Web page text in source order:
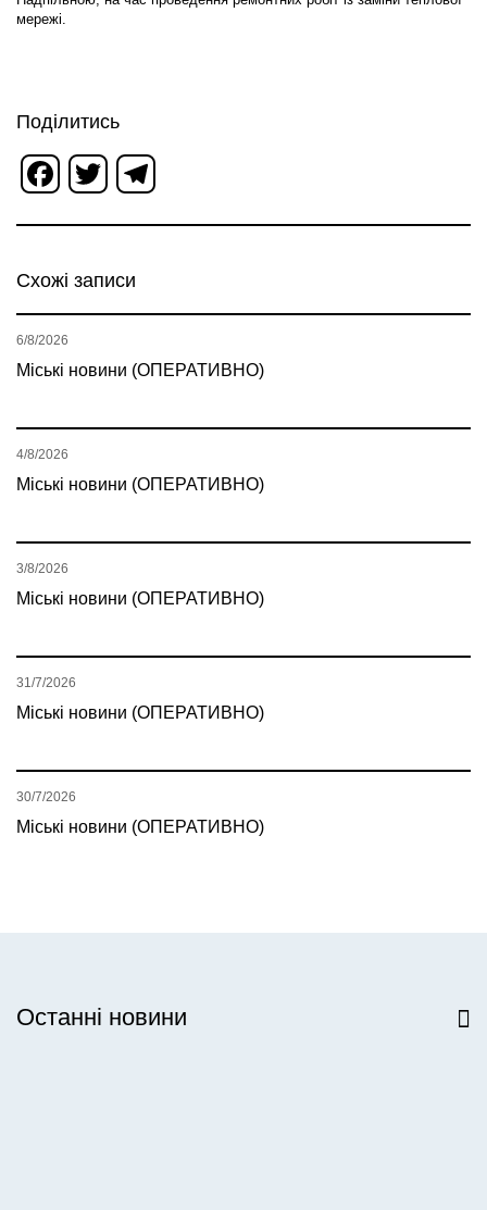
мережі.
Поділитись
Facebook
Twitter
Схожі записи
Міські новини (ОПЕРАТИВНО)
6/8/2026
Міські новини (ОПЕРАТИВНО)
4/8/2026
Міські новини (ОПЕРАТИВНО)
3/8/2026
Міські новини (ОПЕРАТИВНО)
31/7/2026
Міські новини (ОПЕРАТИВНО)
30/7/2026
Останні новини